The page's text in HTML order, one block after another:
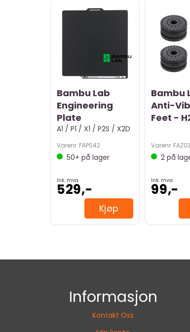
Bambu Lab
Engineering
Plate
A1 / P1 / X1 / P2S / X2D
Varenr FAP042
50+ på lager
Ink. mva
529,-
Kjøp
Bambu
Anti-
Feet -
Varenr
2 på
Ink. mva
99,-
Informasjon
Kontakt Oss